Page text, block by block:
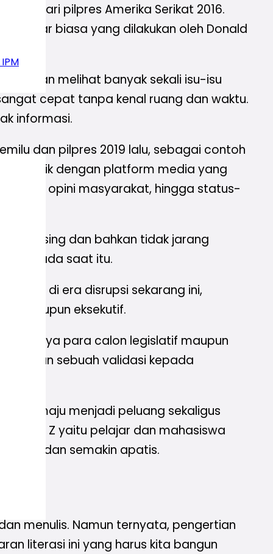
dari pilpres Amerika Serikat 2016.
yang luar biasa yang dilakukan oleh Donald
akan melihat banyak sekali isu-isu
cepat tanpa kenal ruang dan waktu.
informasi.
dan pilpres 2019 lalu, sebagai contoh
publik dengan platform media yang
dari opini masyarakat, hingga status-
masing dan bahkan tidak jarang
pada saat itu.
di era disrupsi sekarang ini,
maupun eksekutif.
pasalnya para calon legislatif maupun
sebuah validasi kepada
maju menjadi peluang sekaligus
gen Z yaitu pelajar dan mahasiswa
hoax dan semakin apatis.
menulis. Namun ternyata, pengertian
literasi ini yang harus kita bangun